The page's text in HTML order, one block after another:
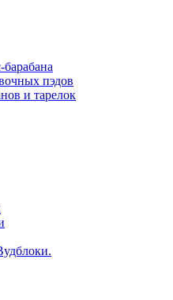
пэдов
и тарелок